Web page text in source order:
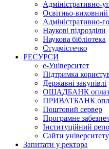
Адміністративно-
Освітньо-
Адміністративно-
Наукові підрозділи
Наукова бібліотека
Студмістечко
РЕСУРСИ
е-Університет
Підтримка
Державні закупівлі
ОЩАДБАНК
ПРИВАТБАНК
Поштовий сервер
Програмне
Інституційний
Сайти університету
Запитати у ректора